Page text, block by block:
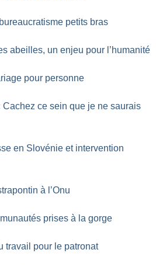
petits bras
abeilles, un enjeu pour l’humanité
pour personne
Cachez ce sein que je ne saurais
en Slovénie et intervention
à l’Onu
prises à la gorge
travail pour le patronat